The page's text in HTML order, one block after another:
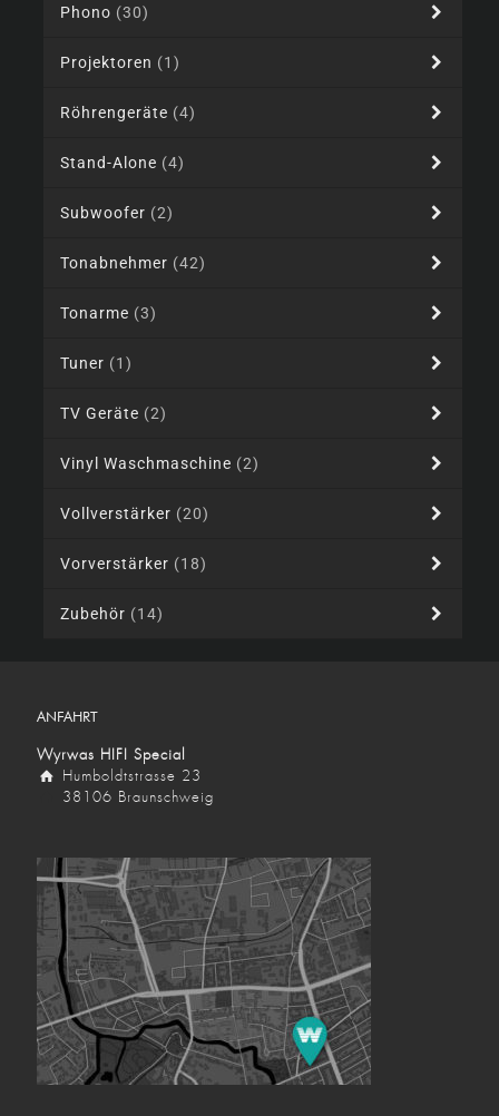
Phono (30)
Projektoren (1)
Röhrengeräte (4)
Stand-Alone (4)
Subwoofer (2)
Tonabnehmer (42)
Tonarme (3)
Tuner (1)
TV Geräte (2)
Vinyl Waschmaschine (2)
Vollverstärker (20)
Vorverstärker (18)
Zubehör (14)
ANFAHRT
Wyrwas HIFI Special
Humboldtstrasse 23
38106 Braunschweig